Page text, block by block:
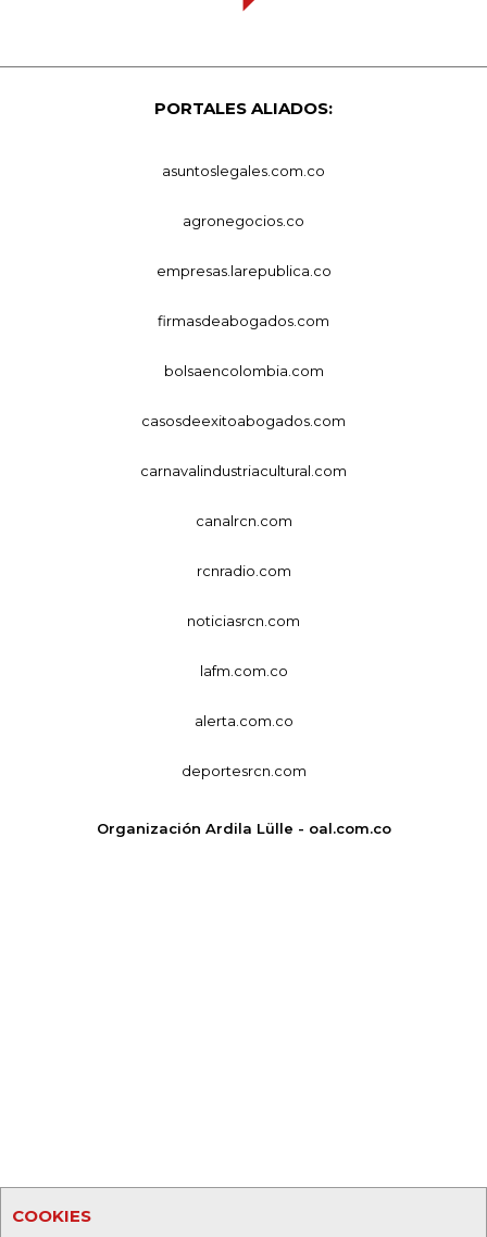
COOKIES
PORTALES ALIADOS:
asuntoslegales.com.co
agronegocios.co
empresas.larepublica.co
firmasdeabogados.com
bolsaencolombia.com
casosdeexitoabogados.com
carnavalindustriacultural.com
canalrcn.com
rcnradio.com
noticiasrcn.com
lafm.com.co
alerta.com.co
deportesrcn.com
Organización Ardila Lülle - oal.com.co